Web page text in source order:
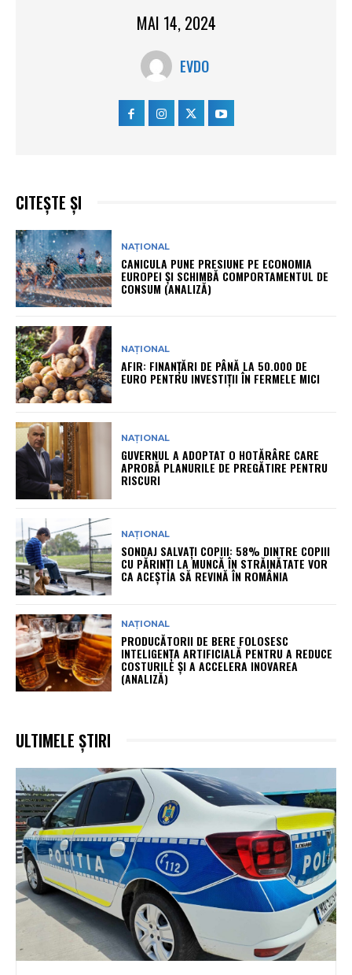
MAI 14, 2024
EVDO
CITEȘTE ȘI
NAȚIONAL
CANICULA PUNE PRESIUNE PE ECONOMIA
EUROPEI ȘI SCHIMBĂ COMPORTAMENTUL DE
CONSUM (ANALIZĂ)
NAȚIONAL
AFIR: FINANȚĂRI DE PÂNĂ LA 50.000 DE
EURO PENTRU INVESTIȚII ÎN FERMELE MICI
NAȚIONAL
GUVERNUL A ADOPTAT O HOTĂRÂRE CARE
APROBĂ PLANURILE DE PREGĂTIRE PENTRU
RISCURI
NAȚIONAL
SONDAJ SALVAȚI COPIII: 58% DINTRE COPIII
CU PĂRINȚI LA MUNCĂ ÎN STRĂINĂTATE VOR
CA ACEȘTIA SĂ REVINĂ ÎN ROMÂNIA
NAȚIONAL
PRODUCĂTORII DE BERE FOLOSESC
INTELIGENȚA ARTIFICIALĂ PENTRU A REDUCE
COSTURILE ȘI A ACCELERA INOVAREA
(ANALIZĂ)
ULTIMELE ȘTIRI